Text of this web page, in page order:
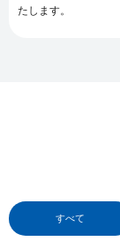
たします。
すべて